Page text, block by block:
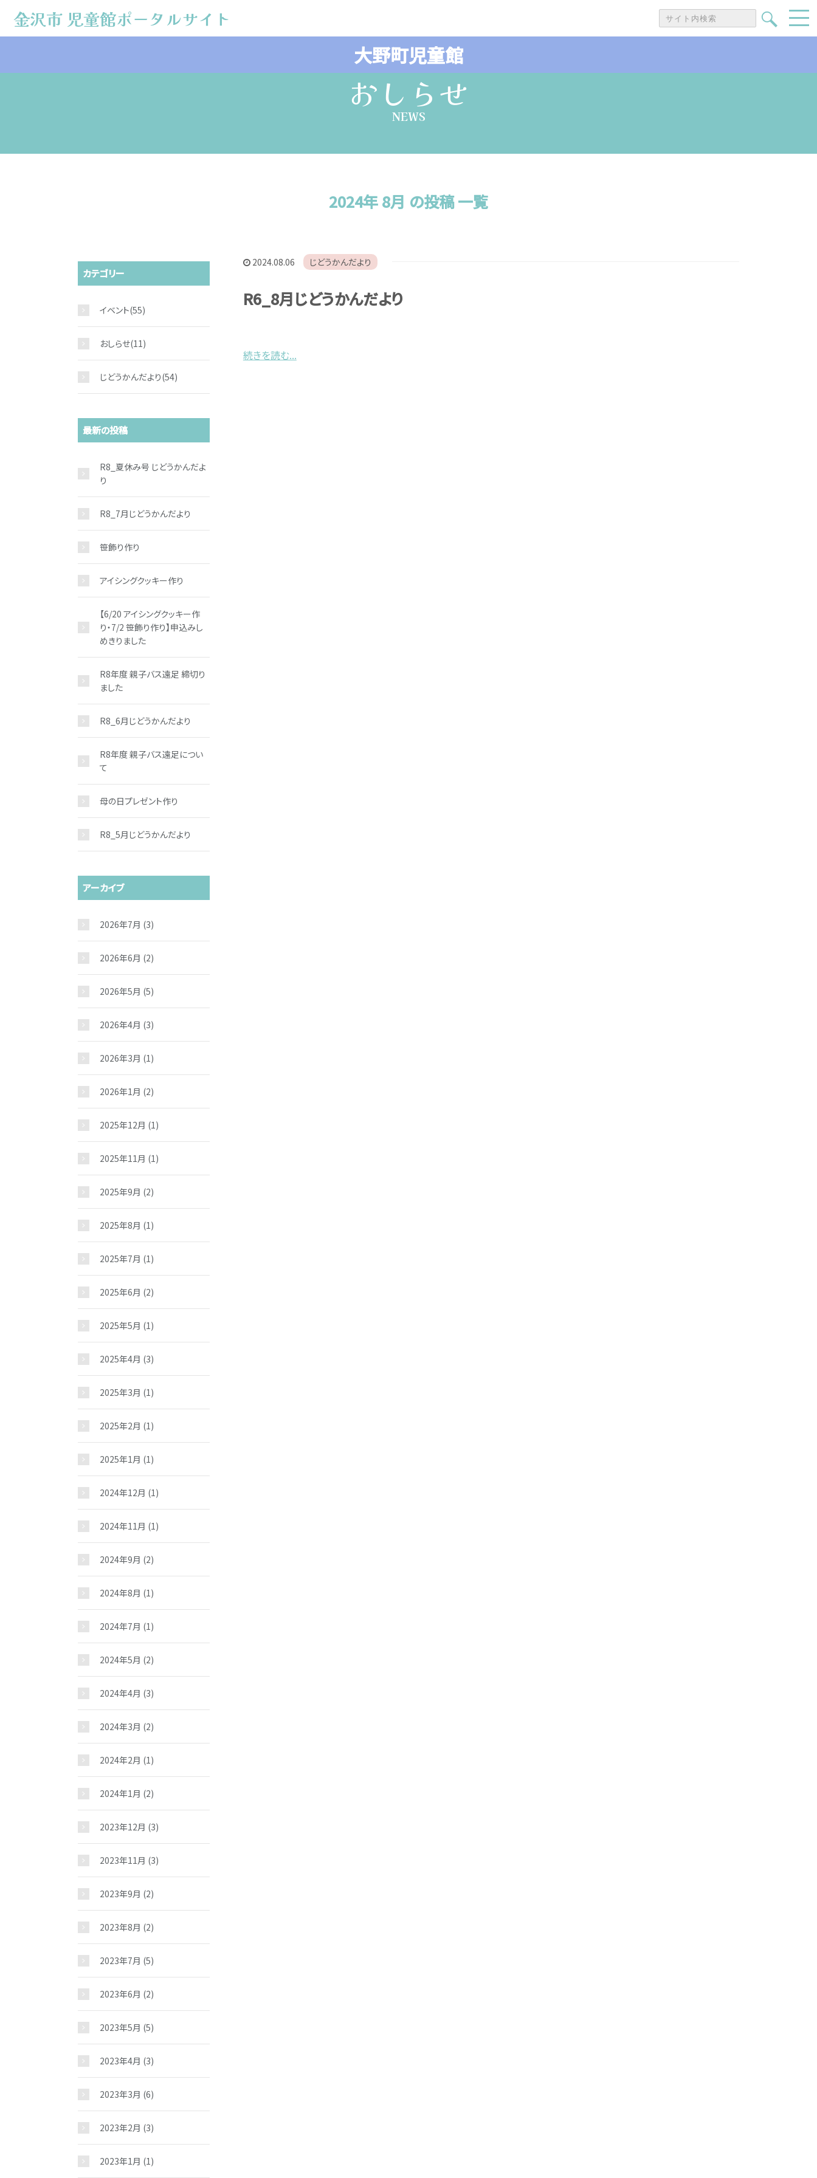
金沢市 児童館ポータルサイト
金沢市 児童館ポータルサイト
おしらせ
NEWS
2024年 8月 の投稿 一覧
2024.08.06 じどうかんだより
R6_8月じどうかんだより
続きを読む...
カテゴリー
イベント(55)
おしらせ(11)
じどうかんだより(54)
最新の投稿
R8_夏休み号 じどうかんだよ
り
R8_7月じどうかんだより
笹飾り作り
アイシングクッキー作り
【6/20 アイシングクッキー作
り・7/2 笹飾り作り】申込みし
めきりました
R8年度 親子バス遠足 締切り
ました
R8_6月じどうかんだより
R8年度 親子バス遠足につい
て
母の日プレゼント作り
R8_5月じどうかんだより
アーカイブ
2026年7月 (3)
2026年6月 (2)
2026年5月 (5)
2026年4月 (3)
2026年3月 (1)
2026年1月 (2)
2025年12月 (1)
2025年11月 (1)
2025年9月 (2)
2025年8月 (1)
2025年7月 (1)
2025年6月 (2)
2025年5月 (1)
2025年4月 (3)
2025年3月 (1)
2025年2月 (1)
2025年1月 (1)
2024年12月 (1)
2024年11月 (1)
2024年9月 (2)
2024年8月 (1)
2024年7月 (1)
2024年5月 (2)
2024年4月 (3)
2024年3月 (2)
2024年2月 (1)
2024年1月 (2)
2023年12月 (3)
2023年11月 (3)
2023年9月 (2)
2023年8月 (2)
2023年7月 (5)
2023年6月 (2)
2023年5月 (5)
2023年4月 (3)
2023年3月 (6)
2023年2月 (3)
2023年1月 (1)
大野町児童館